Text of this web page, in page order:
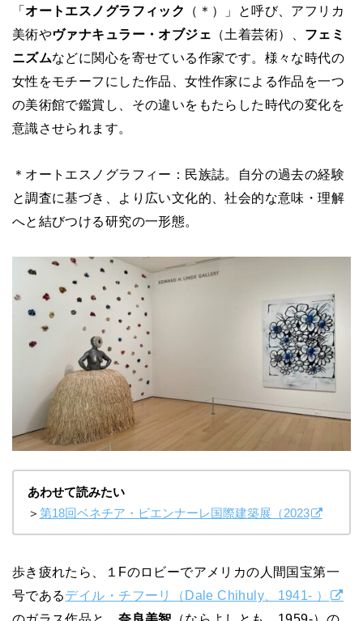
「オートエスノグラフィック
（＊）」と呼び、アフリカ
美術やヴァナキュラー・オブジェ （土着芸術）、 フェミ
ニズムなどに関心を寄せている作家です。様々な時代の
女性をモチーフにした作品、女性作家による作品を一つ
の美術館で鑑賞し、その違いをもたらした時代の変化を
意識させられます。
＊オートエスノグラフィー：民族誌。自分の過去の経験
と調査に基づき、より広い文化的、社会的な意味・理解
へと結びつける研究の一形態。
あわせて読みたい
＞ 第18回ベネチア・ビエンナーレ国際建築展（2023
歩き疲れたら、１Fのロビーでアメリカの人間国宝第一
号であるデイル・チフーリ（Dale Chihuly、1941- ）